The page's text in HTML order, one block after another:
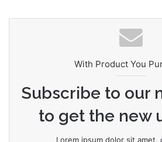
With Product You
Subscribe to our
to get the new
Lorem ipsum dolor sit amet,